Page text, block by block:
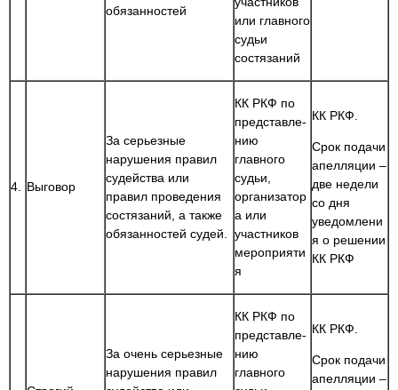
обязанностей
или главного
судьи
состязаний
4. Выговор
За серьезные
нарушения правил
судейства или
правил проведения
состязаний, а также
обязанностей судей.
КК РКФ по
представле-
нию
главного
судьи,
организатор
а или
участников
мероприяти
я
КК РКФ.
Срок подачи
апелляции –
две недели
со дня
уведомлени
я о решении
КК РКФ
За очень серьезные
нарушения правил
КК РКФ по
представле-
нию
главного
КК РКФ.
Срок подачи
апелляции –